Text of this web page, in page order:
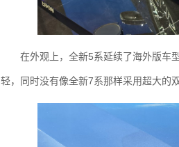
在外观上，全新5系延续了海外版车
轻，同时没有像全新7系那样采用超大的双